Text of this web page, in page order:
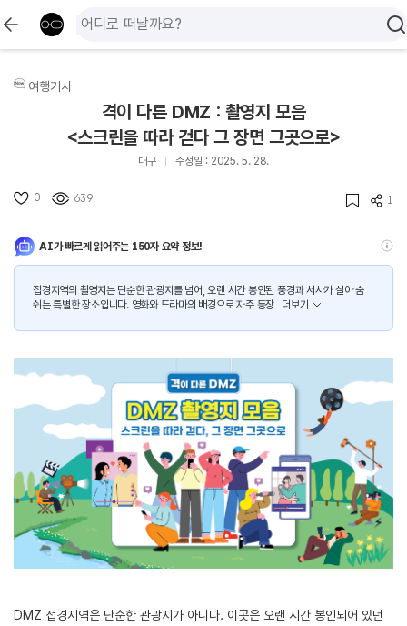
여행기사
격이 다른 DMZ : 촬영지 모음
<스크린을 따라 걷다 그 장면 그곳으로>
대구 수정일 : 2025. 5. 28.
0 639 1
AI가 빠르게 읽어주는 150자 요약 정보!
접경지역의 촬영지는 단순한 관광지를 넘어, 오랜 시간 봉인된 풍경과 서사가 살아 숨
쉬는 특별한 장소입니다. 영화와 드라마의 배경으로 자주 등장
더보기
DMZ 접경지역은 단순한 관광지가 아니다. 이곳은 오랜 시간 봉인되어 있던